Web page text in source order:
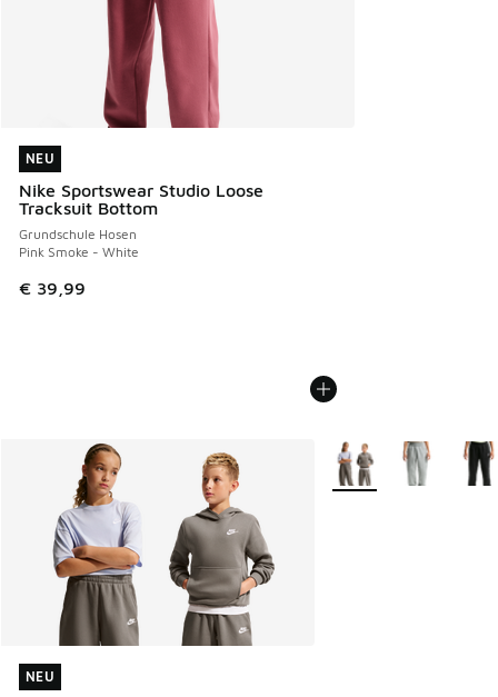
NEU
Nike Sportswear Studio Loose
Tracksuit Bottom
Grundschule Hosen
Pink Smoke - White
€ 39,99
NEU
NEU
NEU
Weitere Farben